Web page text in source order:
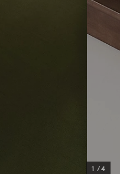
1 /4